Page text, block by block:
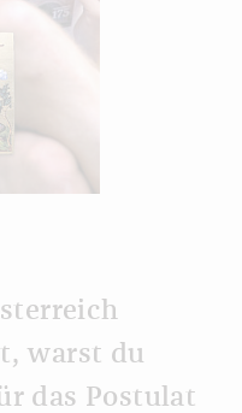
warst du
das Postulat